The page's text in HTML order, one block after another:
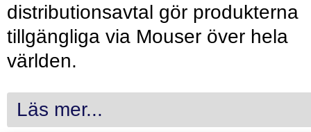
distributionsavtal gör produkterna
tillgängliga via Mouser över hela
världen.
Läs mer...